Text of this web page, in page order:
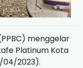
menggelar
Platinum Kota
04/2023).